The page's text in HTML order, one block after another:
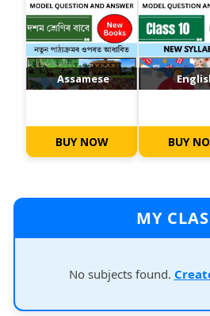
Assamese
BUY NOW BUY
MY
No subjects found.